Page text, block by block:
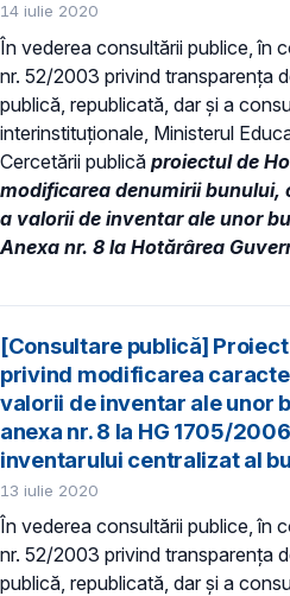
14 iulie 2020
În vederea consultării publice, în
nr. 52/2003 privind transparenţa
publică, republicată, dar și a
interinstituționale, Ministerul
Cercetării publică proiectul de
modificarea denumirii bunului,
a valorii de inventar ale unor
Anexa nr. 8 la Hotărârea
[Consultare publică]
privind modificarea
valorii de inventar ale unor
anexa nr. 8 la HG 1705/
inventarului centralizat al
13 iulie 2020
În vederea consultării publice, în
nr. 52/2003 privind transparenţa
publică, republicată, dar și a